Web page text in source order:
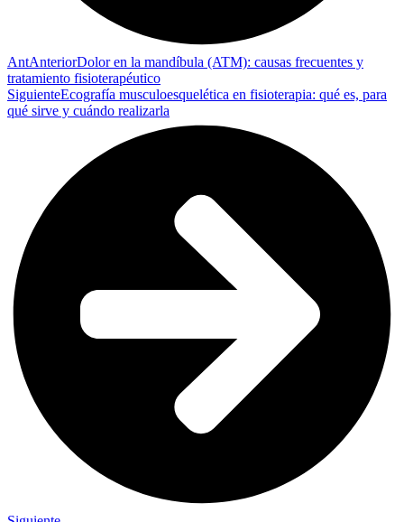
AntAnteriorDolor en la mandíbula (ATM): causas frecuentes y
tratamiento fisioterapéutico
SiguienteEcografía musculoesquelética en fisioterapia: qué es, para
qué sirve y cuándo realizarla